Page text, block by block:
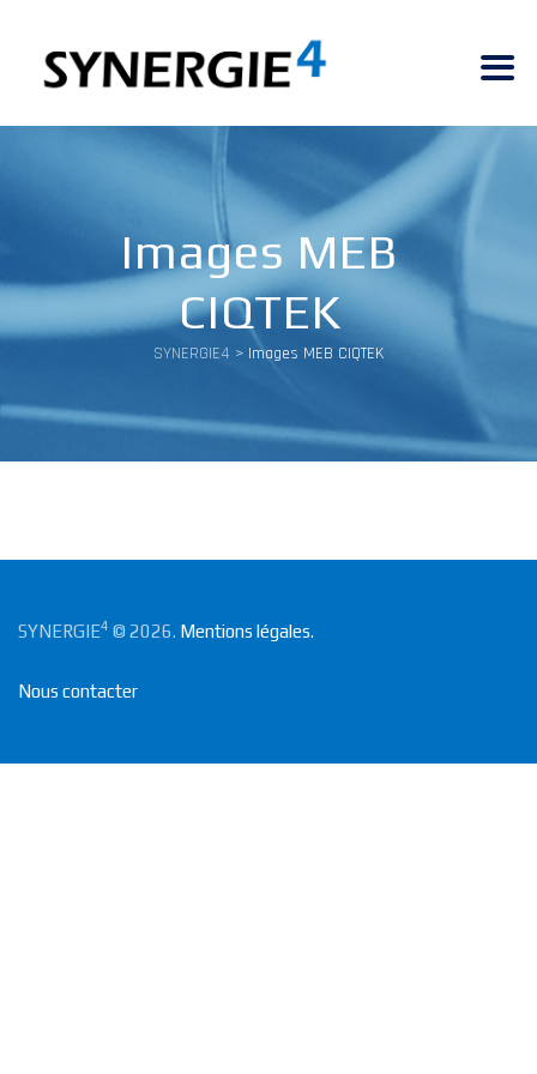
Images MEB
CIQTEK
SYNERGIE4 > Images MEB CIQTEK
SYNERGIE4 © 2026. Mentions légales.
Nous contacter